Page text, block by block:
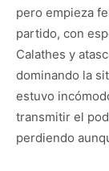
pero empieza
partido, con
Calathes y
dominando la
estuvo
transmitir el
perdiendo